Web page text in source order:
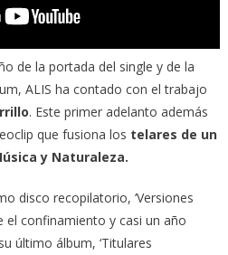
de la portada del single y de la
ALIS ha contado con el trabajo
. Este primer adelanto además
que fusiona los telares de un
y Naturaleza.
disco recopilatorio, ‘Versiones
el confinamiento y casi un año
último álbum, ‘Titulares